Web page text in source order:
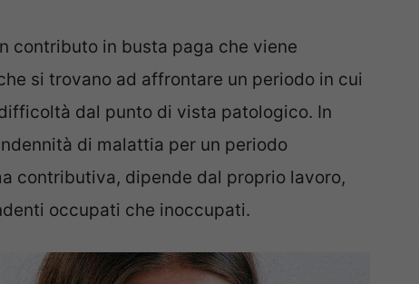
contributo in busta paga che viene
si trovano ad affrontare un periodo in cui
dal punto di vista patologico. In
di malattia per un periodo
contributiva, dipende dal proprio lavoro,
occupati che inoccupati.